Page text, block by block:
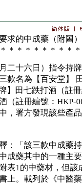
求的中成藥（附圖）
＊＊＊＊＊＊＊＊＊
十六日）指令持牌
款名為【百安堂】
】田七跌打酒（註
（註冊編號：HKP-
，署方發現該些產
「該三款中成藥持
成藥其中的一種主
表1的中藥材，但
上。載列於《中醫